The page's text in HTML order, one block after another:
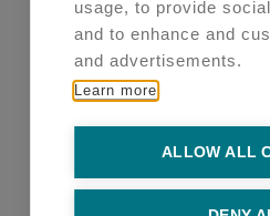
usage, to provide
and to enhance and
and advertisements.
Learn more
ALLOW ALL
Lisää ostoskoriin